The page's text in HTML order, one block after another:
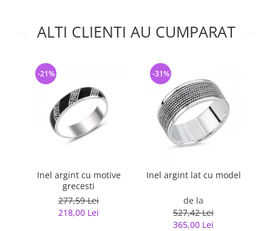
ALTI CLIENTI AU CUMPARAT
Inel argint cu motive
grecesti
277,59 Lei
218,00 Lei
-21%
Inel argint lat cu model
de la
527,42 Lei
365,00 Lei
-31%